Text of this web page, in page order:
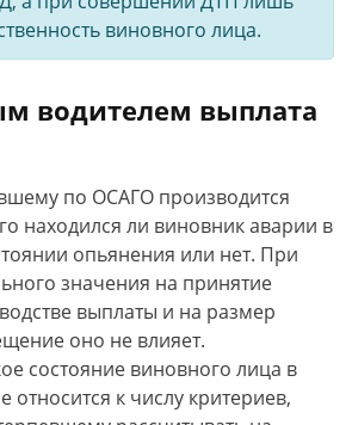
виновного лица.
водителем выплата
по ОСАГО производится
находился ли виновник аварии в
опьянения или нет. При
значения на принятие
выплаты и на размер
оно не влияет.
состояние виновного лица в
относится к числу критериев,